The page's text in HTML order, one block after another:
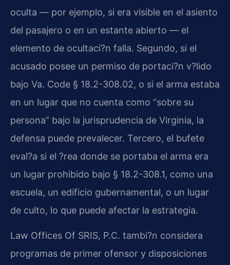
oculta — por ejemplo, si era visible en el asiento
del pasajero o en un estante abierto — el
elemento de ocultaci?n falla. Segundo, si el
acusado posee un permiso de portaci?n v?lido
bajo Va. Code § 18.2-308.02, o si el arma estaba
en un lugar que no cuenta como “sobre su
persona” bajo la jurisprudencia de Virginia, la
defensa puede prevalecer. Tercero, el bufete
eval?a si el ?rea donde se portaba el arma era
un lugar prohibido bajo § 18.2-308.1, como una
escuela, un edificio gubernamental, o un lugar
de culto, lo que puede afectar la estrategia.
Law Offices Of SRIS, P.C. tambi?n considera
programas de primer ofensor y disposiciones